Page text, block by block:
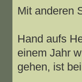
Mit anderen
Hand aufs
einem Jahr
gehen, ist